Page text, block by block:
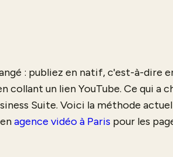
: publiez en natif, c'est-à-dire
un lien YouTube. Ce qui a
Suite. Voici la méthode
agence vidéo à Paris pour les